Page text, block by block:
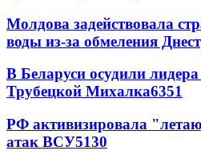
Молдова задействовала
воды из-за обмеления
В Беларуси осудили
Трубецкой Михалка6351
РФ активизировала
атак ВСУ5130